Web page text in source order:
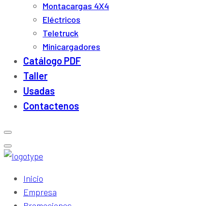
Montacargas 4X4
Eléctricos
Teletruck
Minicargadores
Catálogo PDF
Taller
Usadas
Contactenos
Inicio
Empresa